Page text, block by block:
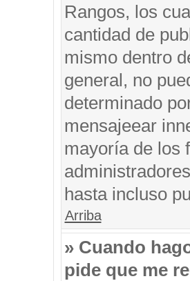
Rangos, los
cantidad de
mismo dentro
general, no
determinado
mensajeear
mayoría de los
hasta incluso
Arriba
» Cuando
pide que me